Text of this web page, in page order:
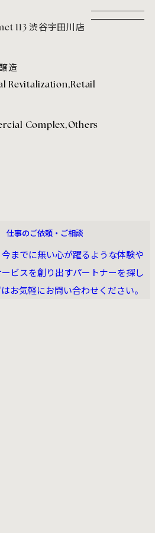
113 渋谷宇田川店
造
Revitalization,Retail
Complex,Others
仕事のご依頼・ご相談
までに無い⼼が躍るような体験や
ビスを創り出すパートナーを探し
お気軽にお問い合わせください。